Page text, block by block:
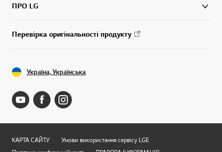
ПРО LG
Перевірка оригінальності продукту
Україна, Українська
КАРТА САЙТУ
Умови використання сервісу LGE